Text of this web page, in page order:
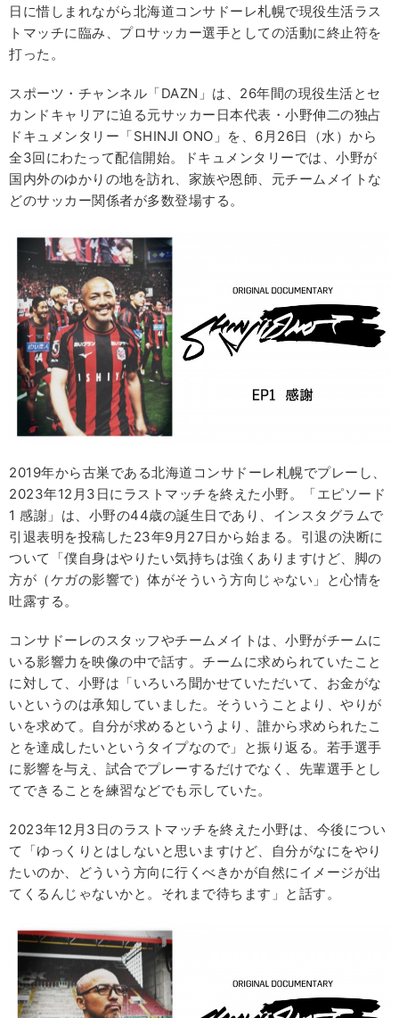
日に惜しまれながら北海道コンサドーレ札幌で現役生活ラス
トマッチに臨み、プロサッカー選手としての活動に終止符を
打った。
スポーツ・チャンネル「DAZN」は、26年間の現役生活とセ
カンドキャリアに迫る元サッカー日本代表・小野伸二の独占
ドキュメンタリー「SHINJI ONO」を、6月26日（水）から
全3回にわたって配信開始。ドキュメンタリーでは、小野が
国内外のゆかりの地を訪れ、家族や恩師、元チームメイトな
どのサッカー関係者が多数登場する。
2019年から古巣である北海道コンサドーレ札幌でプレーし、
2023年12月3日にラストマッチを終えた小野。「エピソード
1 感謝」は、小野の44歳の誕生日であり、インスタグラムで
引退表明を投稿した23年9月27日から始まる。引退の決断に
ついて「僕自身はやりたい気持ちは強くありますけど、脚の
方が（ケガの影響で）体がそういう方向じゃない」と心情を
吐露する。
コンサドーレのスタッフやチームメイトは、小野がチームに
いる影響力を映像の中で話す。チームに求められていたこと
に対して、小野は「いろいろ聞かせていただいて、お金がな
いというのは承知していました。そういうことより、やりが
いを求めて。自分が求めるというより、誰から求められたこ
とを達成したいというタイプなので」と振り返る。若手選手
に影響を与え、試合でプレーするだけでなく、先輩選手とし
てできることを練習などでも示していた。
2023年12月3日のラストマッチを終えた小野は、今後につい
て「ゆっくりとはしないと思いますけど、自分がなにをやり
たいのか、どういう方向に行くべきかが自然にイメージが出
てくるんじゃないかと。それまで待ちます」と話す。